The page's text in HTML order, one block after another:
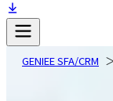
GENIEE SFA/CRM